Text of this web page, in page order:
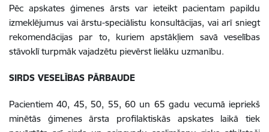
Pēc apskates ģimenes ārsts var ieteikt pacientam papildu
izmeklējumus vai ārstu-speciālistu konsultācijas, vai arī sniegt
rekomendācijas par to, kuriem apstākļiem savā veselības
stāvoklī turpmāk vajadzētu pievērst lielāku uzmanību.
SIRDS VESELĪBAS PĀRBAUDE
Pacientiem 40, 45, 50, 55, 60 un 65 gadu vecumā iepriekš
minētās ģimenes ārsta profilaktiskās apskates laikā tiek